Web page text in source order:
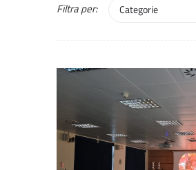
Filtra per: Categorie